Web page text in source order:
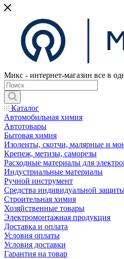
Микс - интернет-магазин все в
Каталог
Автомобильная химия
Автотовары
Бытовая химия
Изоленты, скотчи, малярные и
Крепеж, метизы, саморезы
Расходные материалы для
Индустриальные материалы
Ручной инструмент
Средства индивидуальной
Строительная химия
Хозяйственные товары
Электромонтажная продукция
Доставка и оплата
Условия оплаты
Условия доставки
Гарантия на товар